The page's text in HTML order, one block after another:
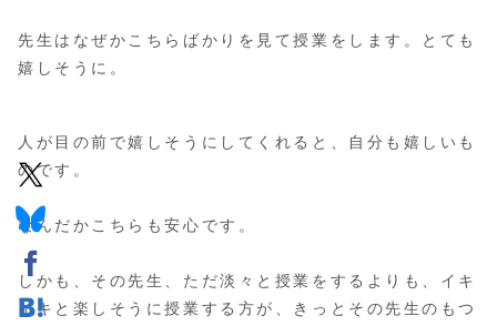
先生はなぜかこちらばかりを見て授業をします。とても
嬉しそうに。
人が目の前で嬉しそうにしてくれると、自分も嬉しいも
のです。
なんだかこちらも安心です。
しかも、その先生、ただ淡々と授業をするよりも、イキ
イキと楽しそうに授業する方が、きっとその先生のもつ